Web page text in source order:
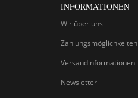
INFORMATIONEN
Wir über uns
Zahlungsmöglichkeiten
Versandinformationen
Newsletter